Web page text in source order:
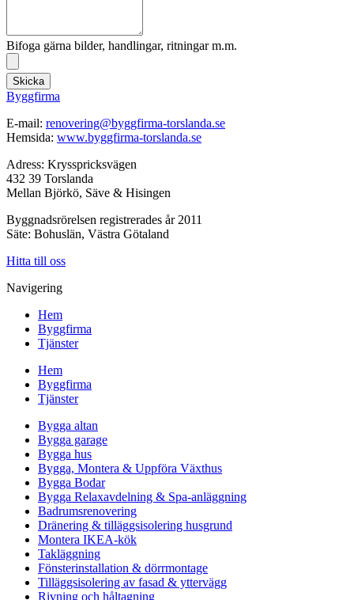
Bifoga gärna bilder, handlingar, ritningar m.m.
Skicka
Byggfirma
E-mail: renovering@byggfirma-torslanda.se
Hemsida: www.byggfirma-torslanda.se
Adress: Krysspricksvägen
432 39 Torslanda
Mellan Björkö, Säve & Hisingen
Byggnadsrörelsen registrerades år 2011
Säte: Bohuslän, Västra Götaland
Hitta till oss
Navigering
Hem
Byggfirma
Tjänster
Hem
Byggfirma
Tjänster
Bygga altan
Bygga garage
Bygga hus
Bygga, Montera & Uppföra Växthus
Bygga Bodar
Bygga Relaxavdelning & Spa-anläggning
Badrumsrenovering
Dränering & tilläggsisolering husgrund
Montera IKEA-kök
Takläggning
Fönsterinstallation & dörrmontage
Tilläggsisolering av fasad & yttervägg
Rivning och håltagning